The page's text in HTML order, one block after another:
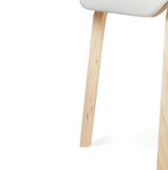
démonstrateurs
Luminaires